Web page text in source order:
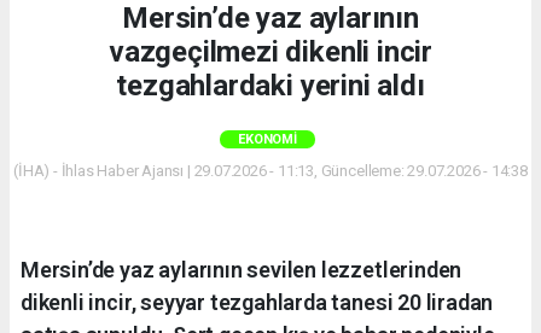
Mersin’de yaz aylarının
vazgeçilmezi dikenli incir
tezgahlardaki yerini aldı
EKONOMI
(İHA) - İhlas Haber Ajansı | 29.07.2026 - 11:13, Güncelleme: 29.07.2026 - 14:38
Mersin’de yaz aylarının sevilen lezzetlerinden
dikenli incir, seyyar tezgahlarda tanesi 20 liradan